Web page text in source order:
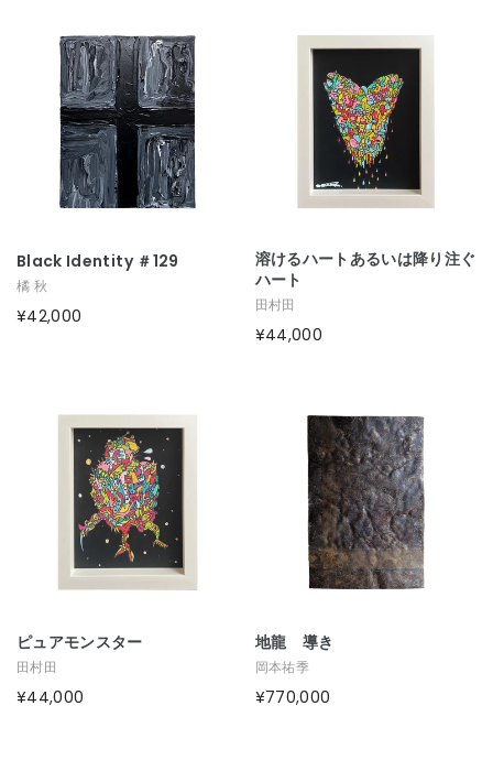
Black Identity ＃129
橘 秋
¥42,000
溶けるハートあるいは降り注ぐ
ハート
田村田
¥44,000
ピュアモンスター
田村田
¥44,000
地龍 導き
岡本祐季
¥770,000